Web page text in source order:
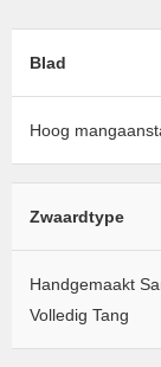
Blad
Hoog
Zwaardtype
Handgemaakt
Volledig Tang